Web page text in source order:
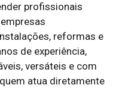
profissionais
reformas e
de experiência,
versáteis e com
atua diretamente